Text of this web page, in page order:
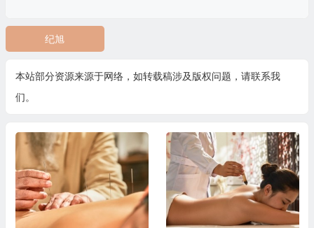
纪旭
本站部分资源来源于网络，如转载稿涉及版权问题，请联系我
们。